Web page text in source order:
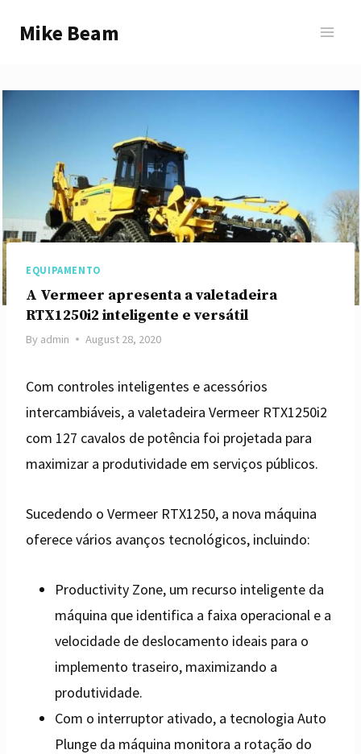
Mike Beam
EQUIPAMENTO
A Vermeer apresenta a valetadeira
RTX1250i2 inteligente e versátil
By admin August 28, 2020
Com controles inteligentes e acessórios
intercambiáveis, a valetadeira Vermeer RTX1250i2
com 127 cavalos de potência foi projetada para
maximizar a produtividade em serviços públicos.
Sucedendo o Vermeer RTX1250, a nova máquina
oferece vários avanços tecnológicos, incluindo:
Productivity Zone, um recurso inteligente da
máquina que identifica a faixa operacional e a
velocidade de deslocamento ideais para o
implemento traseiro, maximizando a
produtividade.
Com o interruptor ativado, a tecnologia Auto
Plunge da máquina monitora a rotação do